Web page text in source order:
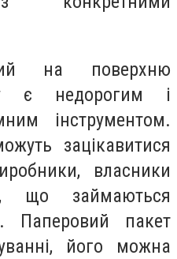
на поверхню
є недорогим і
інструментом.
зацікавитися
власники
що займаються
Паперовий пакет
його можна